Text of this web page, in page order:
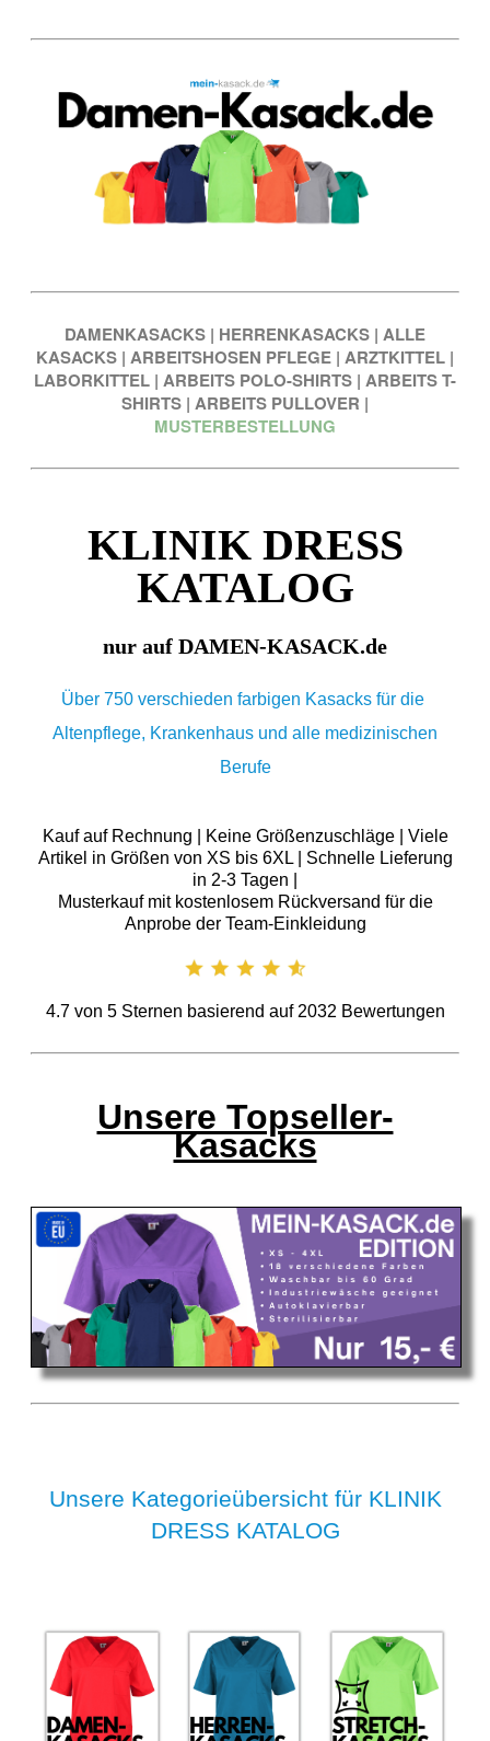
DAMENKASACKS | HERRENKASACKS | ALLE
KASACKS | ARBEITSHOSEN PFLEGE | ARZTKITTEL |
LABORKITTEL | ARBEITS POLO-SHIRTS | ARBEITS T-
SHIRTS | ARBEITS PULLOVER |
MUSTERBESTELLUNG
KLINIK DRESS
KATALOG
nur auf DAMEN-KASACK.de
Über 750 verschieden farbigen Kasacks für die
Altenpflege, Krankenhaus und alle medizinischen
Berufe
Kauf auf Rechnung | Keine Größenzuschläge | Viele
Artikel in Größen von XS bis 6XL | Schnelle Lieferung
in 2-3 Tagen |
Musterkauf mit kostenlosem Rückversand für die
Anprobe der Team-Einkleidung
4.7von 5Sternen basierend auf 2032 Bewertungen
Unsere Topseller-
Kasacks
Unsere Kategorieübersicht für KLINIK
DRESS KATALOG